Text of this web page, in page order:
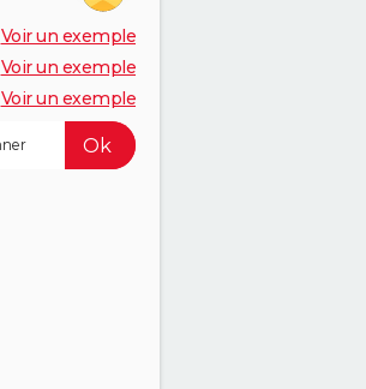
Voir un exemple
Voir un exemple
Voir un exemple